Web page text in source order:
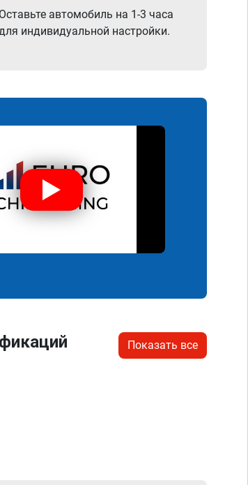
Оставьте автомобиль на 1-3 часа
индивидуальной настройки.
Показать все